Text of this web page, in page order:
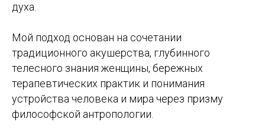
духа.
Мой подход основан на сочетании
традиционного акушерства, глубинного
телесного знания женщины, бережных
терапевтических практик и понимания
устройства человека и мира через призму
философской антропологии.